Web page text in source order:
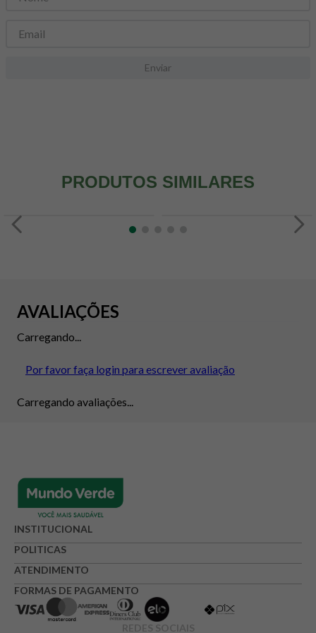
Enviar
PRODUTOS SIMILARES
AVALIAÇÕES
Carregando...
Por favor faça login para escrever avaliação
Carregando avaliações...
INSTITUCIONAL
POLITICAS
ATENDIMENTO
FORMAS DE PAGAMENTO
REDES SOCIAIS
8º snack proteico mundo verde
9 psyllium